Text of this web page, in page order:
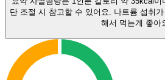
단 조절 시 참고할 수 있어요. 나트륨 섭취
해서 먹는게 좋아